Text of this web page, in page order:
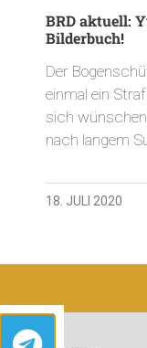
BRD aktuell:
Bilderbuch!
Der
einmal ein
sich
nach langem
18. JULI 2020